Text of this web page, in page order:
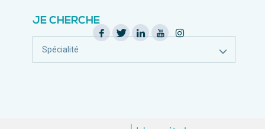
JE CHERCHE
Spécialité